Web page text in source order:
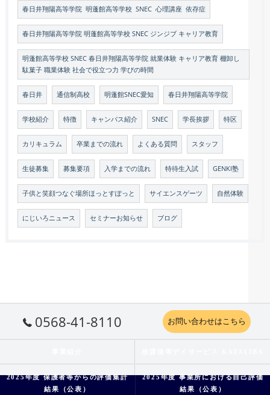
春日井翔陽高等学院 明蓬館高等学校 SNEC 心理講座 依存症
春日井翔陽高等学院 明蓬館高等学校 SNEC ジンジブ キャリア教育
明蓬館高等学校 SNEC 春日井翔陽高等学院 就業体験 キャリア教育 棚卸し
駄菓子 職業体験 社会で役立つ力 学びの時間
春日井 通信制高校 明蓬館SNEC愛知 春日井翔陽高等学院
学校紹介 特徴 キャンパス紹介 SNEC 学長挨拶 特区
カリキュラム 卒業までの流れ よくある質問 スタッフ
生徒募集 募集要項 入学までの流れ 特待生入試 GENKI塾
子供と笑顔つなぐ場所ほっとすぽっと サイエンスゲーツ 自然体験
にじいろニュース セミナーお知らせ ブログ
0568-41-8110 お問い合わせはこちら
2025年度 保護者等からの評価集計
結果（公表）
2025年度 事業所における自己評価
結果（公表）